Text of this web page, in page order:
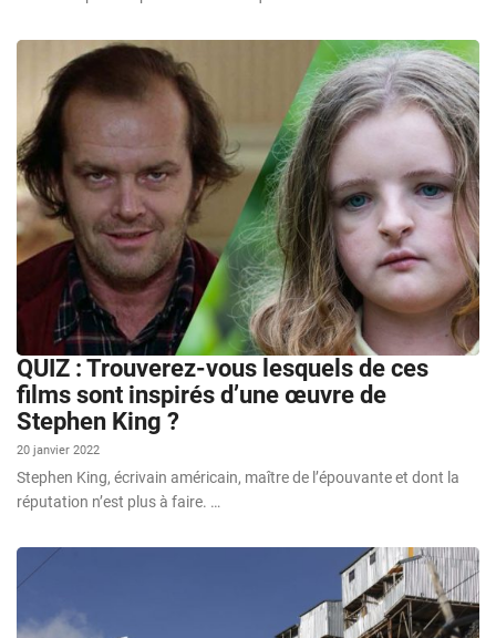
QUIZ : Trouverez-vous lesquels de ces
films sont inspirés d’une œuvre de
Stephen King ?
20 janvier 2022
Stephen King, écrivain américain, maître de l’épouvante et dont la
réputation n’est plus à faire. …